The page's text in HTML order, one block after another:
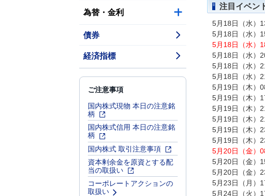
為替・金利
債券
経済指標
ご注意事項
国内株式現物 本日の注意銘
柄
国内株式信用 本日の注意銘
柄
国内株式 取引注意事項
資本剰余金を原資とする配
当の取扱い
コーポレートアクションの
取扱い
注目イベン
5月18日（水）
5月18日（水）
5月18日（水）
5月18日（水）
5月18日（水）
5月18日（水）
5月19日（木）
5月19日（木）
5月19日（木）
5月19日（木）
5月19日（木）
5月19日（木）
5月20日（金）
5月20日（金）
5月20日（金）
5月23日（月）
5月24日（火）